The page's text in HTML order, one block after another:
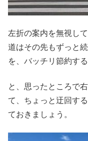
左折の案内を無視し
道はその先もずっと
を、バッチリ節約す
と、思ったところで
て、ちょっと迂回す
ておきましょう。